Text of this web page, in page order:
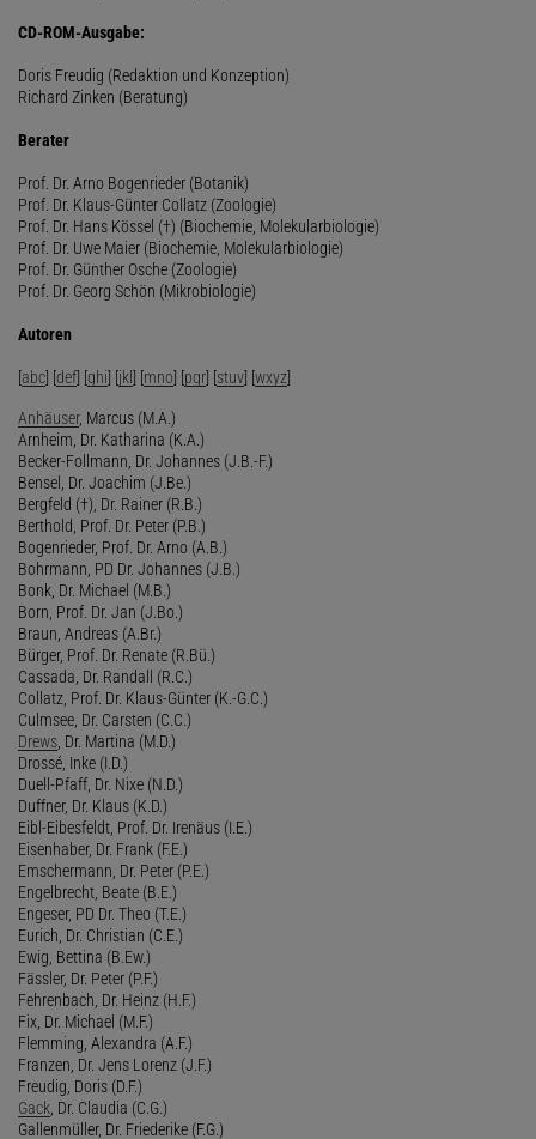
CD-ROM-Ausgabe:
Doris Freudig (Redaktion und Konzeption)
Richard Zinken (Beratung)
Berater
Prof. Dr. Arno Bogenrieder (Botanik)
Prof. Dr. Klaus-Günter Collatz (Zoologie)
Prof. Dr. Hans Kössel (†) (Biochemie, Molekularbiologie)
Prof. Dr. Uwe Maier (Biochemie, Molekularbiologie)
Prof. Dr. Günther Osche (Zoologie)
Prof. Dr. Georg Schön (Mikrobiologie)
Autoren
[abc] [def] [ghi] [jkl] [mno] [pqr] [stuv] [wxyz]
Anhäuser, Marcus (M.A.)
Arnheim, Dr. Katharina (K.A.)
Becker-Follmann, Dr. Johannes (J.B.-F.)
Bensel, Dr. Joachim (J.Be.)
Bergfeld (†), Dr. Rainer (R.B.)
Berthold, Prof. Dr. Peter (P.B.)
Bogenrieder, Prof. Dr. Arno (A.B.)
Bohrmann, PD Dr. Johannes (J.B.)
Bonk, Dr. Michael (M.B.)
Born, Prof. Dr. Jan (J.Bo.)
Braun, Andreas (A.Br.)
Bürger, Prof. Dr. Renate (R.Bü.)
Cassada, Dr. Randall (R.C.)
Collatz, Prof. Dr. Klaus-Günter (K.-G.C.)
Culmsee, Dr. Carsten (C.C.)
Drews , Dr. Martina (M.D.)
Drossé, Inke (I.D.)
Duell-Pfaff, Dr. Nixe (N.D.)
Duffner, Dr. Klaus (K.D.)
Eibl-Eibesfeldt, Prof. Dr. Irenäus (I.E.)
Eisenhaber, Dr. Frank (F.E.)
Emschermann, Dr. Peter (P.E.)
Engelbrecht, Beate (B.E.)
Engeser, PD Dr. Theo (T.E.)
Eurich, Dr. Christian (C.E.)
Ewig, Bettina (B.Ew.)
Fässler, Dr. Peter (P.F.)
Fehrenbach, Dr. Heinz (H.F.)
Fix, Dr. Michael (M.F.)
Flemming, Alexandra (A.F.)
Franzen, Dr. Jens Lorenz (J.F.)
Freudig, Doris (D.F.)
Gack , Dr. Claudia (C.G.)
Gallenmüller, Dr. Friederike (F.G.)